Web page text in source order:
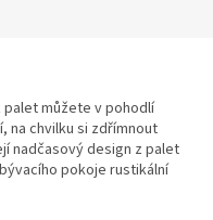
můžete v pohodlí
na chvilku si zdřímnout
nadčasový design z palet
pokoje rustikální